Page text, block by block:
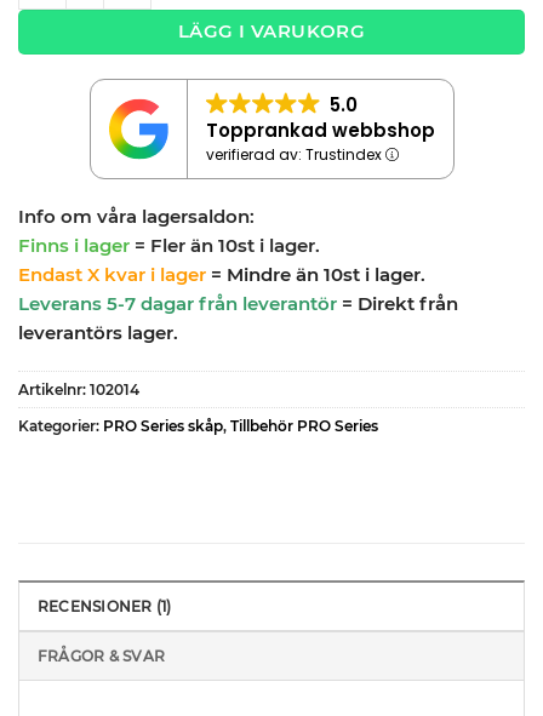
LÄGG I VARUKORG
5.0
Topprankad webbshop
verifierad av: Trustindex
Info om våra lagersaldon:
Finns i lager = Fler än 10st i lager.
Endast X kvar i lager = Mindre än 10st i lager.
Leverans 5-7 dagar från leverantör = Direkt från
leverantörs lager.
Artikelnr: 102014
Kategorier: PRO Series skåp, Tillbehör PRO Series
RECENSIONER (1)
FRÅGOR & SVAR